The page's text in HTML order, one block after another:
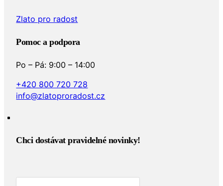
Zlato pro radost
Pomoc a podpora
Po – Pá: 9:00 – 14:00
+420 800 720 728
info@zlatoproradost.cz
Chci dostávat pravidelné novinky!​